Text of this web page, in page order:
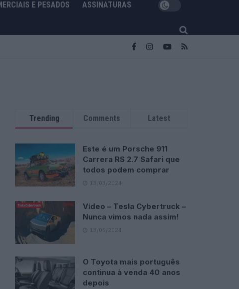
E PESADOS ASSINATURAS
Trending Comments Latest
Este é um Porsche 911
Carrera RS 2.7 Safari que
todos podem comprar
13/03/2024
Vídeo – Tesla Cybertruck –
Nunca vimos nada assim!
13/05/2024
O Toyota mais português
continua à venda 40 anos
depois